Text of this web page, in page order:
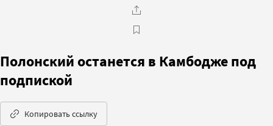
Полонский останется в Камбодже под
подпиской
Копировать ссылку